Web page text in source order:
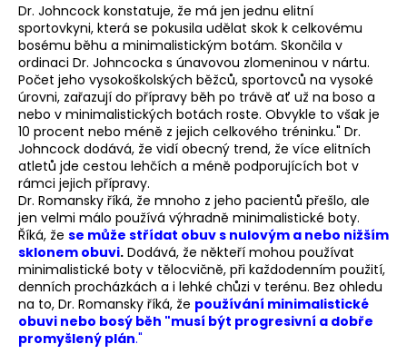
Dr. Johncock konstatuje, že má jen jednu elitní
sportovkyni, která se pokusila udělat skok k celkovému
bosému běhu a minimalistickým botám. Skončila v
ordinaci Dr. Johncocka s únavovou zlomeninou v nártu.
Počet jeho vysokoškolských běžců, sportovců na vysoké
úrovni, zařazují do přípravy běh po trávě ať už na boso a
nebo v minimalistických botách roste. Obvykle to však je
10 procent nebo méně z jejich celkového tréninku." Dr.
Johncock dodává, že vidí obecný trend, že více elitních
atletů jde cestou lehčích a méně podporujících bot v
rámci jejich přípravy.
Dr. Romansky říká, že mnoho z jeho pacientů přešlo, ale
jen velmi málo používá výhradně minimalistické boty.
Říká, že se může střídat obuv s nulovým a nebo nižším
sklonem obuvi. Dodává, že někteří mohou používat
minimalistické boty v tělocvičně, při každodenním použití,
denních procházkách a i lehké chůzi v terénu. Bez ohledu
na to, Dr. Romansky říká, že používání minimalistické
obuvi nebo bosý běh "musí být progresivní a dobře
promyšlený plán."